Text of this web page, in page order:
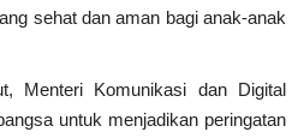
sehat dan aman bagi anak-anak
Menteri Komunikasi dan Digital
untuk menjadikan peringatan